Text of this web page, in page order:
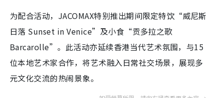
为配合活动，JACOMAX特别推出期间限定特饮“威尼斯
日落 Sunset in Venice”及小食“贡多拉之歌
Barcarolle”。此活动亦延续香港当代艺术氛围，与15
位本地艺术家合作，将艺术融入日常社交场景，展现多
元文化交流的热闹景象。